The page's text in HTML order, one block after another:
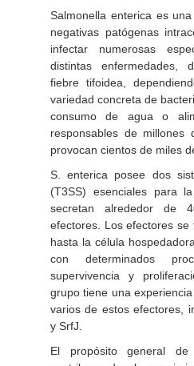
Salmonella enterica es
negativas patógenas
infectar numerosas
distintas enfermedades,
fiebre tifoidea,
variedad concreta de
consumo de agua o
responsables de millones
provocan cientos de miles
S. enterica posee dos
(T3SS) esenciales para
secretan alrededor de
efectores. Los efectores
hasta la célula
con determinados
supervivencia y
grupo tiene una
varios de estos efectores,
y SrfJ.
El propósito general